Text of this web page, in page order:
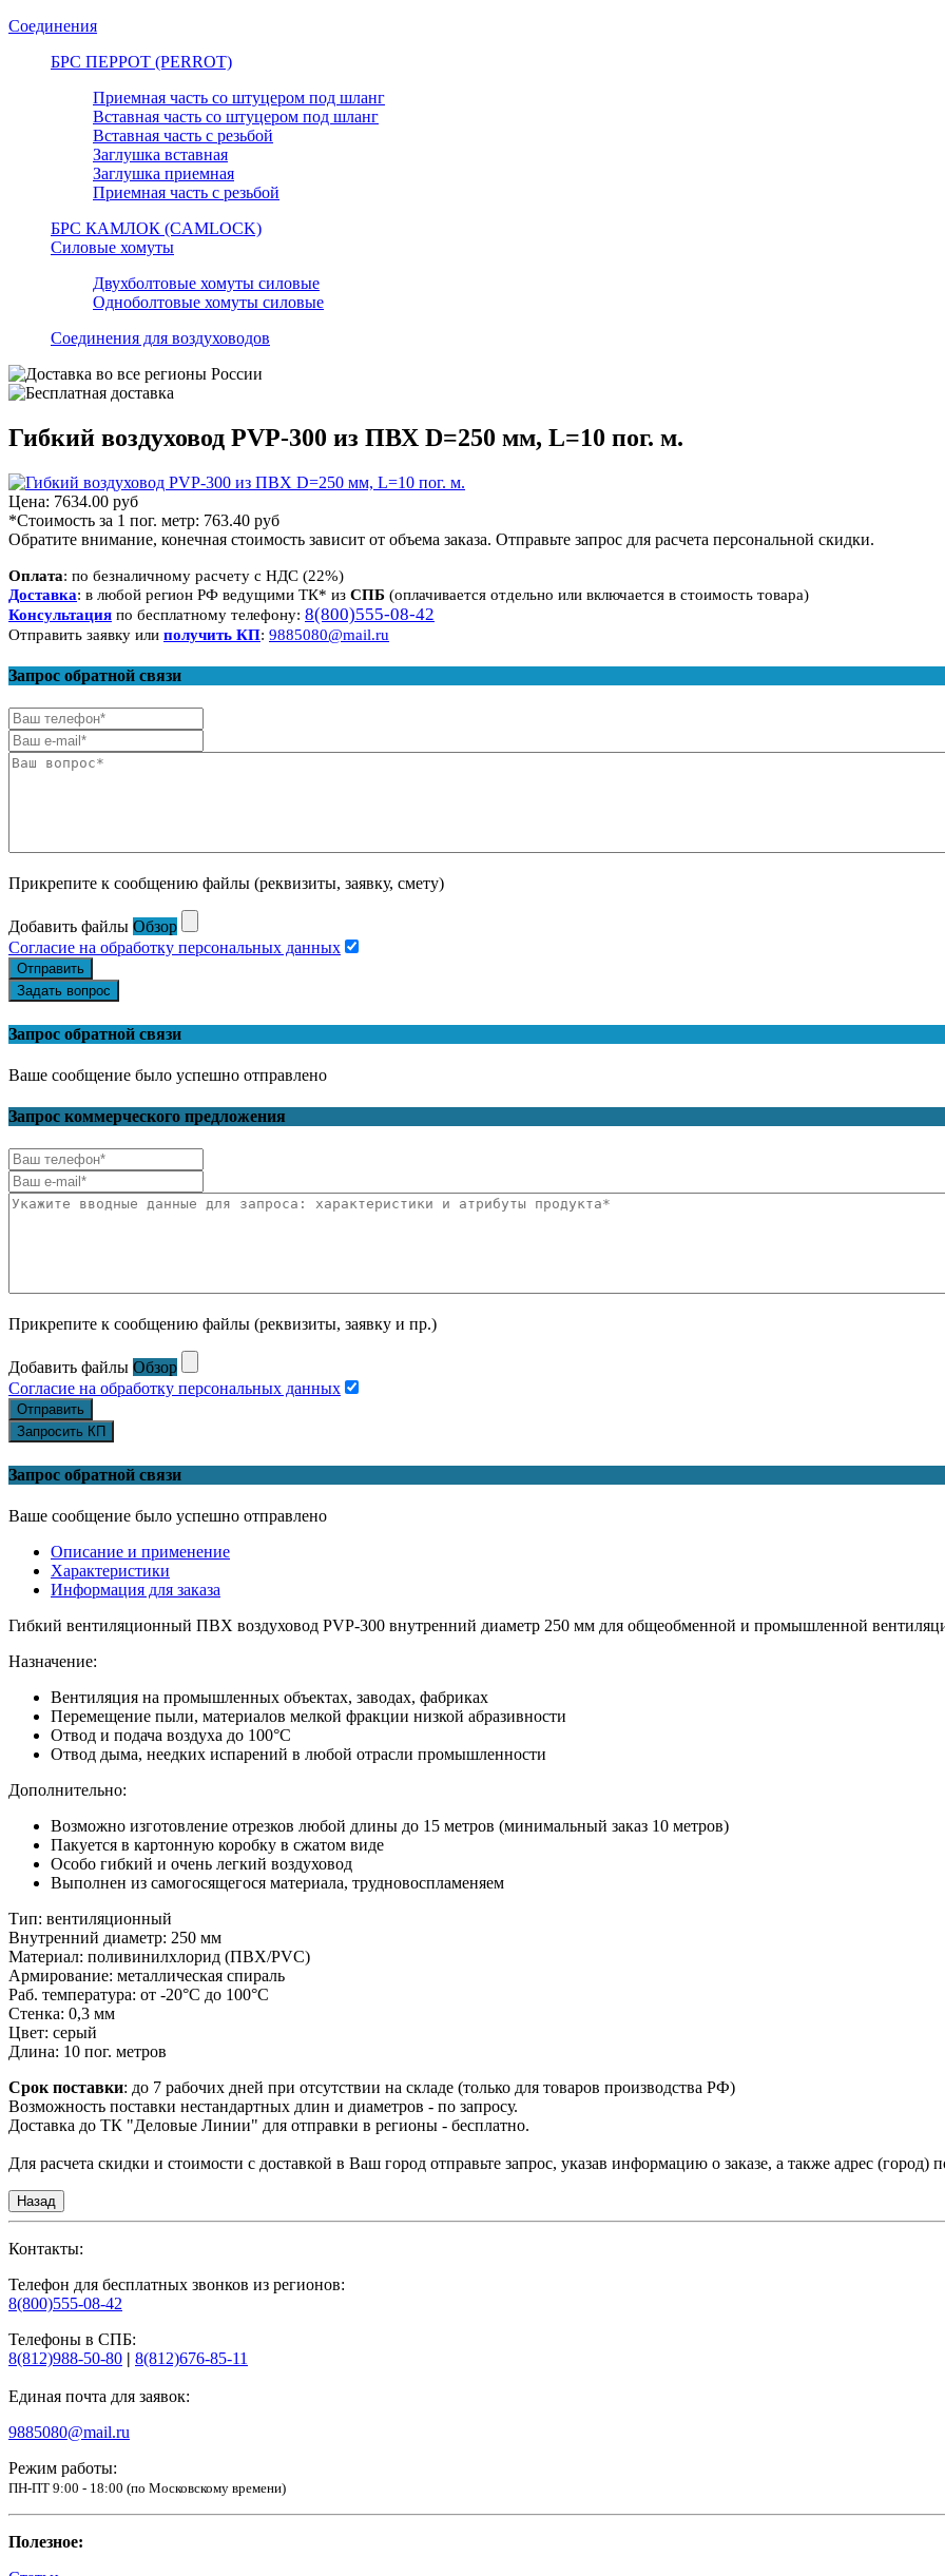
Соединения
БРС ПЕРРОТ (PERROT)
Приемная часть со штуцером под шланг
Вставная часть со штуцером под шланг
Вставная часть с резьбой
Заглушка вставная
Заглушка приемная
Приемная часть с резьбой
БРС КАМЛОК (CAMLOCK)
Силовые хомуты
Двухболтовые хомуты силовые
Одноболтовые хомуты силовые
Соединения для воздуховодов
Гибкий воздуховод PVP-300 из ПВХ D=250 мм, L=10 пог. м.
Цена: 7634.00 руб
*Стоимость за 1 пог. метр: 763.40 руб
Обратите внимание, конечная стоимость зависит от объема заказа. Отправьте запрос для расчета персональной скидки.
Оплата: по безналичному расчету с НДС (22%)
Доставка: в любой регион РФ ведущими ТК* из СПБ (оплачивается отдельно или включается в стоимость товара)
Консультация по бесплатному телефону: 8(800)555-08-42
Отправить заявку или получить КП: 9885080@mail.ru
Запрос обратной связи
Прикрепите к сообщению файлы (реквизиты, заявку, смету)
Добавить файлы Обзор
Согласие на обработку персональных данных
Отправить
Задать вопрос
Запрос обратной связи
Ваше сообщение было успешно отправлено
Запрос коммерческого предложения
Прикрепите к сообщению файлы (реквизиты, заявку и пр.)
Добавить файлы Обзор
Согласие на обработку персональных данных
Отправить
Запросить КП
Запрос обратной связи
Ваше сообщение было успешно отправлено
Описание и применение
Характеристики
Информация для заказа
Гибкий вентиляционный ПВХ воздуховод PVP-300 внутренний диаметр 250 мм для общеобменной и промышленной
Назначение:
Вентиляция на промышленных объектах, заводах, фабриках
Перемещение пыли, материалов мелкой фракции низкой абразивности
Отвод и подача воздуха до 100°С
Отвод дыма, неедких испарений в любой отрасли промышленности
Дополнительно:
Возможно изготовление отрезков любой длины до 15 метров (минимальный заказ 10 метров)
Пакуется в картонную коробку в сжатом виде
Особо гибкий и очень легкий воздуховод
Выполнен из самогосящегося материала, трудновоспламеняем
Тип: вентиляционный
Внутренний диаметр: 250 мм
Материал: поливинилхлорид (ПВХ/PVC)
Армирование: металлическая спираль
Раб. температура: от -20°С до 100°С
Стенка: 0,3 мм
Цвет: серый
Длина: 10 пог. метров
Срок поставки: до 7 рабочих дней при отсутствии на складе (только для товаров производства РФ)
Возможность поставки нестандартных длин и диаметров - по запросу.
Доставка до ТК "Деловые Линии" для отправки в регионы - бесплатно.
Для расчета скидки и стоимости с доставкой в Ваш город отправьте запрос, указав информацию о заказе, а также адрес (город)
Контакты:
Телефон для бесплатных звонков из регионов:
8(800)555-08-42
Телефоны в СПБ:
8(812)988-50-80 | 8(812)676-85-11
Единая почта для заявок:
9885080@mail.ru
Режим работы:
ПН-ПТ 9:00 - 18:00 (по Московскому времени)
Полезное: